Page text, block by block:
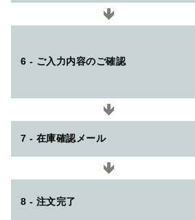
6 - ご入力内容のご確認
7 - 在庫確認メール
8 - 注文完了